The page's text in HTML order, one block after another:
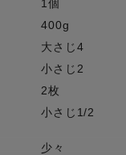
1個
400g
大さじ4
小さじ2
2枚
小さじ1/2
少々